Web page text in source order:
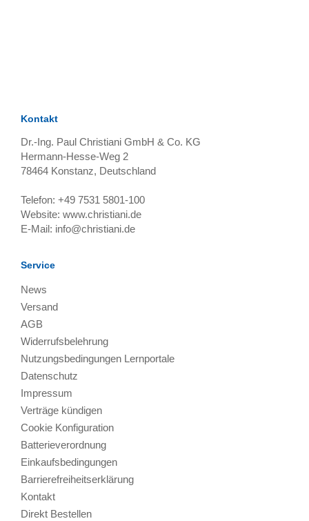
Kontakt
Dr.-Ing. Paul Christiani GmbH & Co. KG
Hermann-Hesse-Weg 2
78464 Konstanz, Deutschland
Telefon: +49 7531 5801-100
Website: www.christiani.de
E-Mail: info@christiani.de
Service
News
Versand
AGB
Widerrufsbelehrung
Nutzungsbedingungen Lernportale
Datenschutz
Impressum
Verträge kündigen
Cookie Konfiguration
Batterieverordnung
Einkaufsbedingungen
Barrierefreiheitserklärung
Kontakt
Direkt Bestellen